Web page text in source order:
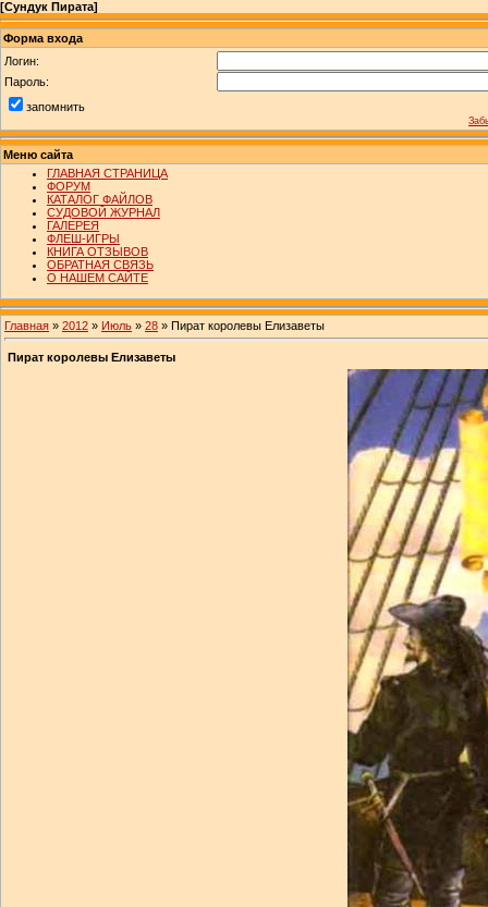
[Сундук Пирата]
Форма входа
Логин:
Пароль:
запомнить
Меню сайта
ГЛАВНАЯ СТРАНИЦА
ФОРУМ
КАТАЛОГ ФАЙЛОВ
СУДОВОЙ ЖУРНАЛ
ГАЛЕРЕЯ
ФЛЕШ-ИГРЫ
КНИГА ОТЗЫВОВ
ОБРАТНАЯ СВЯЗЬ
О НАШЕМ САЙТЕ
Главная » 2012 » Июль » 28 » Пират королевы Елизаветы
Пират королевы Елизаветы